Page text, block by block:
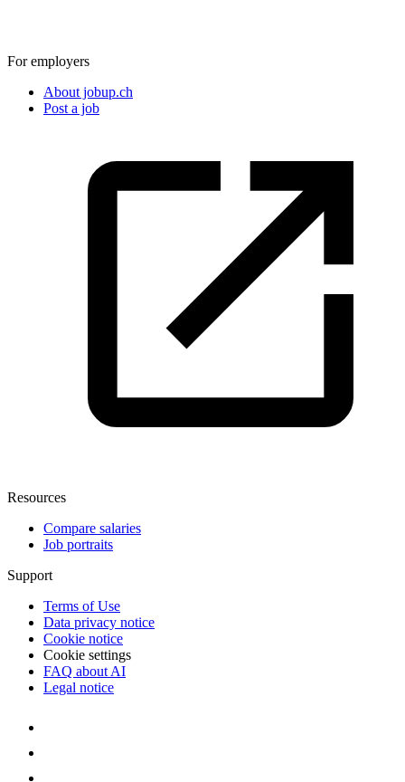
For employers
About jobup.ch
Post a job
Resources
Compare salaries
Job portraits
Support
Terms of Use
Data privacy notice
Cookie notice
Cookie settings
FAQ about AI
Legal notice